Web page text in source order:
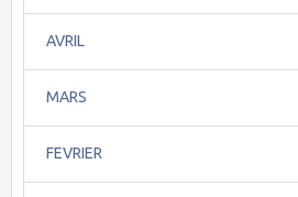
AVRIL
MARS
FEVRIER